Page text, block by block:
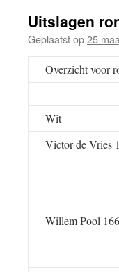
Uitslagen
Geplaatst op25
Overzicht voor
Wit
Victor de Vries
Willem Pool